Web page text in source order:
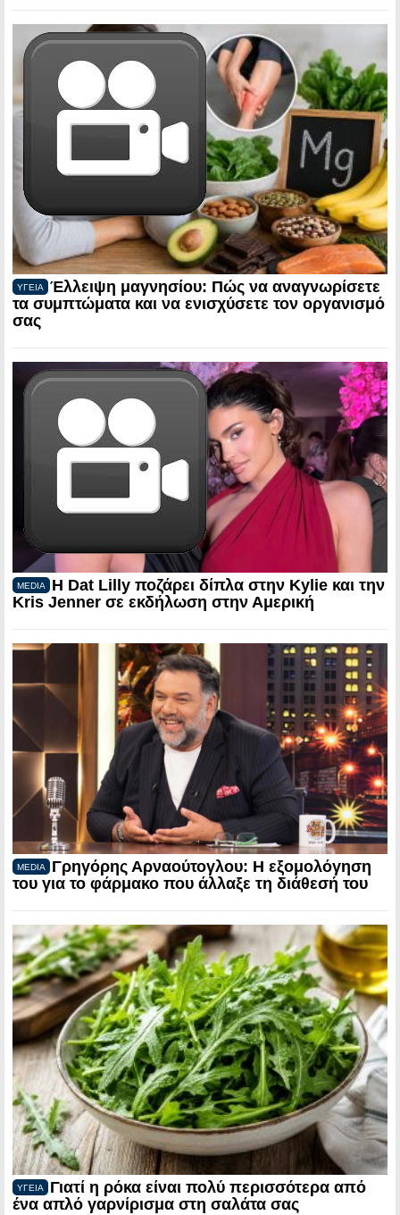
ΥΓΕΙΑ
Έλλειψη μαγνησίου: Πώς να αναγνωρίσετε
τα συμπτώματα και να ενισχύσετε τον οργανισμό
σας
MEDIA
Η Dat Lilly ποζάρει δίπλα στην Kylie και την
Kris Jenner σε εκδήλωση στην Αμερική
MEDIA
Γρηγόρης Αρναούτογλου: Η εξομολόγηση
του για το φάρμακο που άλλαξε τη διάθεσή του
ΥΓΕΙΑ
Γιατί η ρόκα είναι πολύ περισσότερα από
ένα απλό γαρνίρισμα στη σαλάτα σας